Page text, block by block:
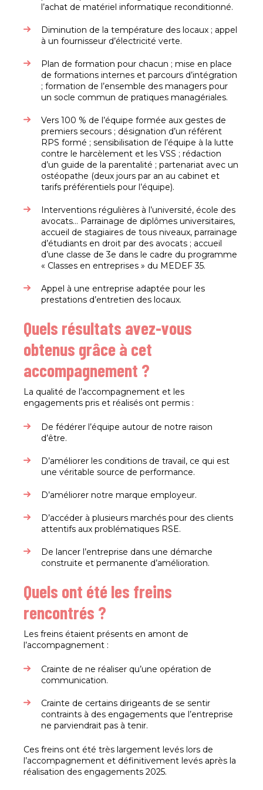
l’achat de matériel informatique reconditionné.
Diminution de la température des locaux ; appel
à un fournisseur d’électricité verte.
Plan de formation pour chacun ; mise en place
de formations internes et parcours d’intégration
; formation de l’ensemble des managers pour
un socle commun de pratiques managériales.
Vers 100 % de l’équipe formée aux gestes de
premiers secours ; désignation d’un référent
RPS formé ; sensibilisation de l’équipe à la lutte
contre le harcèlement et les VSS ; rédaction
d’un guide de la parentalité ; partenariat avec un
ostéopathe (deux jours par an au cabinet et
tarifs préférentiels pour l’équipe).
Interventions régulières à l’université, école des
avocats… Parrainage de diplômes universitaires,
accueil de stagiaires de tous niveaux, parrainage
d’étudiants en droit par des avocats ; accueil
d’une classe de 3e dans le cadre du programme
« Classes en entreprises » du MEDEF 35.
Appel à une entreprise adaptée pour les
prestations d’entretien des locaux.
Quels résultats avez-vous
obtenus grâce à cet
accompagnement ?
La qualité de l’accompagnement et les
engagements pris et réalisés ont permis :
De fédérer l’équipe autour de notre raison
d’être.
D’améliorer les conditions de travail, ce qui est
une véritable source de performance.
D’améliorer notre marque employeur.
D’accéder à plusieurs marchés pour des clients
attentifs aux problématiques RSE.
De lancer l’entreprise dans une démarche
construite et permanente d’amélioration.
Quels ont été les freins
rencontrés ?
Les freins étaient présents en amont de
l’accompagnement :
Crainte de ne réaliser qu’une opération de
communication.
Crainte de certains dirigeants de se sentir
contraints à des engagements que l’entreprise
ne parviendrait pas à tenir.
Ces freins ont été très largement levés lors de
l’accompagnement et définitivement levés après la
réalisation des engagements 2025.